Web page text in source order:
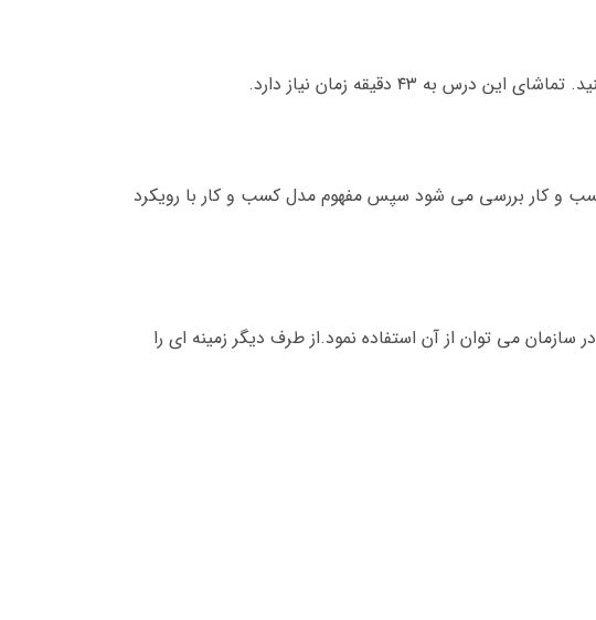
۴۳ دقیقه زمان نیاز دارد.
و کار بررسی می شود سپس مفهوم مدل کسب و کار با رویکرد
می توان از آن استفاده نمود.از طرف دیگر زمینه ای را